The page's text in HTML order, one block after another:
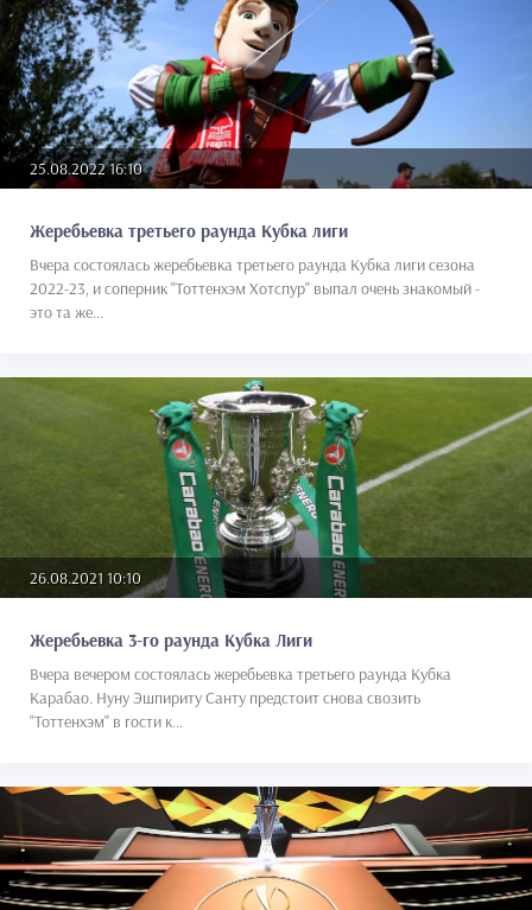
25.08.2022 16:10
Жеребьевка третьего раунда Кубка лиги
Вчера состоялась жеребьевка третьего раунда Кубка лиги сезона
2022-23, и соперник "Тоттенхэм Хотспур" выпал очень знакомый -
это та же...
26.08.2021 10:10
Жеребьевка 3-го раунда Кубка Лиги
Вчера вечером состоялась жеребьевка третьего раунда Кубка
Карабао. Нуну Эшпириту Санту предстоит снова свозить
"Тоттенхэм" в гости к...